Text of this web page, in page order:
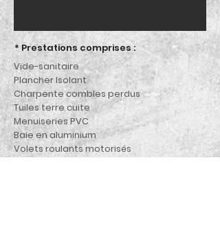
* Prestations comprises :
Vide-sanitaire
Plancher Isolant
Charpente combles perdus
Tuiles terre cuite
Menuiseries PVC
Baie en aluminium
Volets roulants motorisés